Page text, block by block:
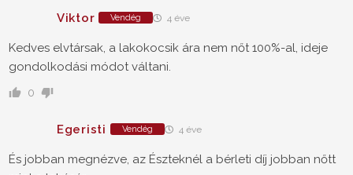
Viktor Vendég 4 éve
Kedves elvtársak, a lakokocsik ára nem nőt 100%-al, ideje
gondolkodási módot váltani.
0
Egeristi Vendég 4 éve
És jobban megnézve, az Észteknél a bérleti díj jobban nőtt